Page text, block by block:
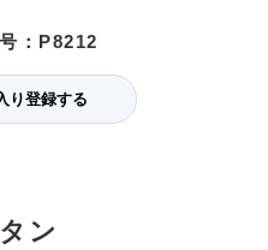
：P8212
り登録する
ン